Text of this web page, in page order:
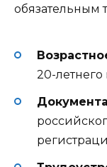
обязательным
20-летнего